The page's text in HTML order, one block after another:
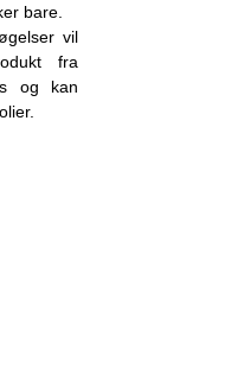
bare.
vil
fra
og kan